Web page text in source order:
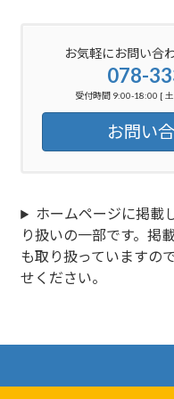
お気軽にお問い合
078-
受付時間 9:00-18:00 [
お問い
ホームページに掲載
り扱いの一部です。掲
も取り扱っていますの
せください。